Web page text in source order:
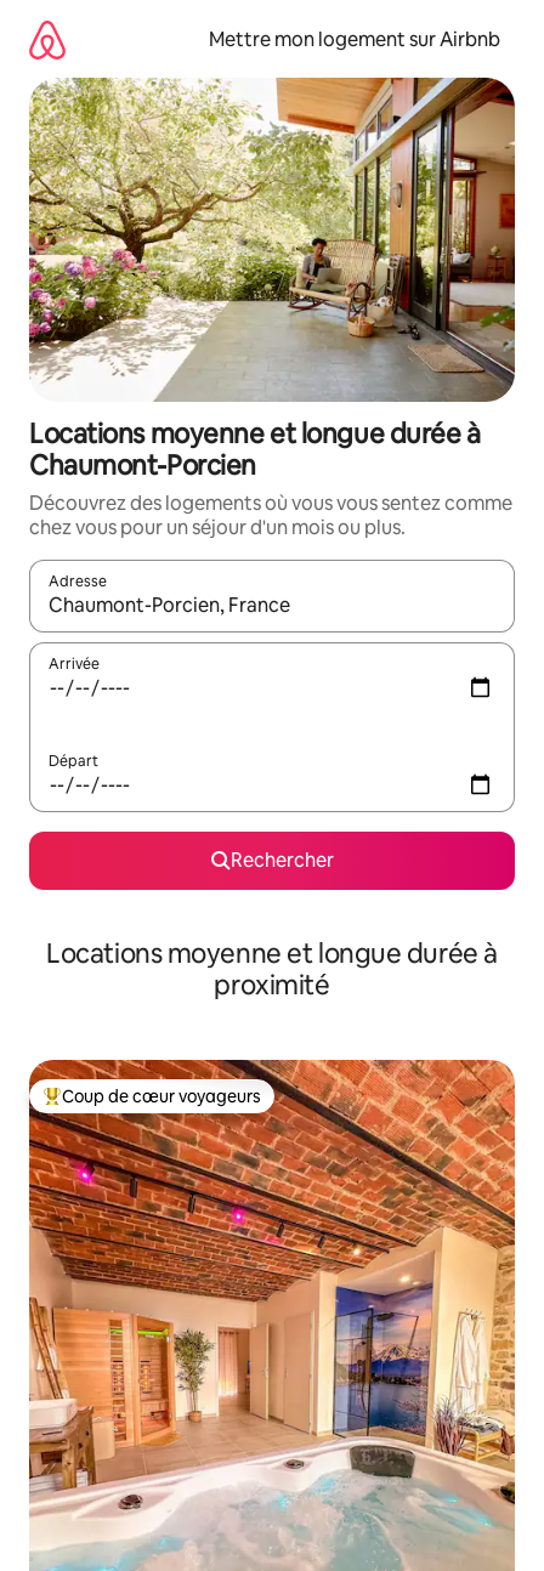
directement
contenu
Mettre mon logement sur Airbnb
Locations moyenne et longue durée à
Chaumont-Porcien
Découvrez des logements où vous vous sentez comme
chez vous pour un séjour d'un mois ou plus.
Adresse
Lorsque les résultats s'affichent, utilisez les flèches vers le
Arrivée
Départ
Rechercher
Locations moyenne et longue durée à
proximité
Coups de cœur voyageurs les plus appréciés
Coup de cœur voyageurs